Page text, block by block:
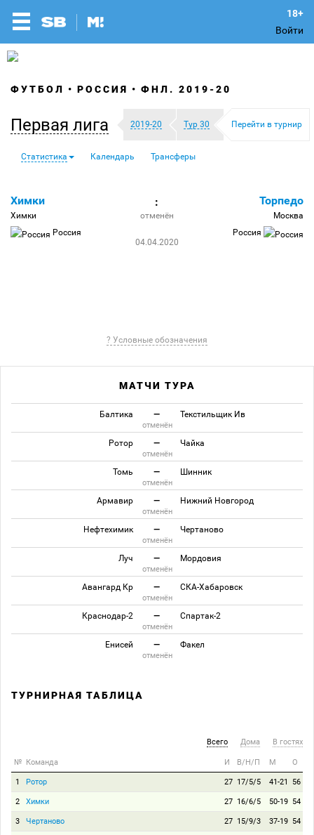
Войти
ФУТБОЛ РОССИЯ ФНЛ. 2019-20
Первая лига 2019-20 Тур 30 Перейти в турнир
Статистика Календарь Трансферы
Химки
Химки
Россия
:
отменён
04.04.2020
Торпедо
Москва
Россия
? Условные обозначения
МАТЧИ ТУРА
Балтика — Текстильщик Ив
отменён
Ротор — Чайка
отменён
Томь — Шинник
отменён
Армавир — Нижний Новгород
отменён
Нефтехимик — Чертаново
отменён
Луч — Мордовия
отменён
Авангард Кр — СКА-Хабаровск
отменён
Краснодар-2 — Спартак-2
отменён
Енисей — Факел
отменён
ТУРНИРНАЯ ТАБЛИЦА
Всего Дома В гостях
№ Команда И В/Н/П М О
1 Ротор 27 17/5/5 41-21 56
2 Химки 27 16/6/5 50-19 54
3 Чертаново 27 15/9/3 37-19 54